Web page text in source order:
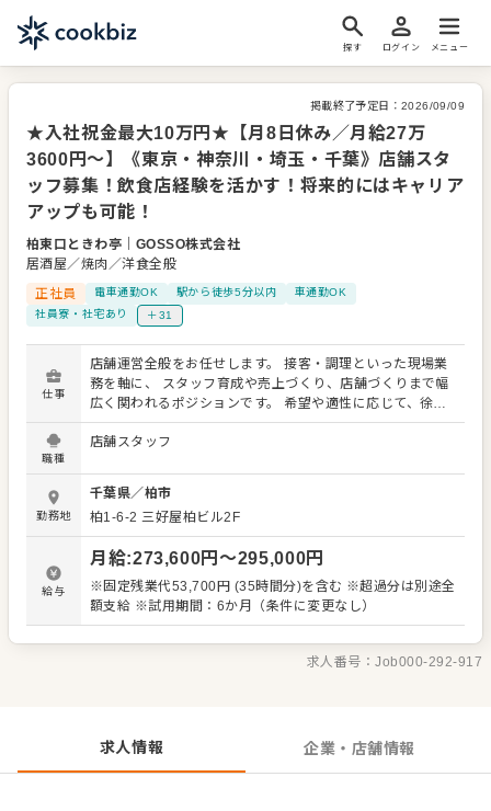
探す ログイン メニュー
掲載終了予定日： 2026/09/09
★入社祝金最大10万円★【月8日休み／月給27万
3600円～】《東京・神奈川・埼玉・千葉》店舗スタ
ッフ募集！飲食店経験を活かす！将来的にはキャリア
アップも可能！
柏東口ときわ亭
GOSSO株式会社
居酒屋／焼肉／洋食全般
正社員
電車通勤OK 駅から徒歩5分以内
車通勤OK
社員寮・社宅あり
＋31
仕事
店舗運営全般をお任せします。 接客・調理といった現場業
務を軸に、 スタッフ育成や売上づくり、店舗づくりまで幅
広く関われるポジションです。 希望や適性に応じて、徐々
に担当領域を広げていきます。 具体的には… ■店舗営業業
務 ・ホール業務全般（接客、料理提供、会計など） ・キッ
徹底 ・お客様の声を活かしたサービス改善 ■店舗運営・マ
ネジメント業務 ・アルバイトスタッフの指導、育成 ・シフ
ト管理、人員配置の調整 ・売上管理、発注業務 ・SNS更新
やイベント企画などの店舗プロモーション ・メニュー開
発、季節限定商品のアイデア出し 現場の声を大切にしなが
ら、 「また来たいと思ってもらえるお店」「働き続けたい
と思える職場」を目指して、 スタッフと一緒に改善と挑戦
職種
店舗スタッフ
勤務地
千葉県／柏市
柏1-6-2 三好屋柏ビル2F
給与
月給:273,600円〜295,000円
※固定残業代53,700円 (35時間分)を含む ※超過分は別途全
額支給 ※試用期間：6か月（条件に変更なし）
求人番号：Job000-292-917
求人情報 企業・店舗情報